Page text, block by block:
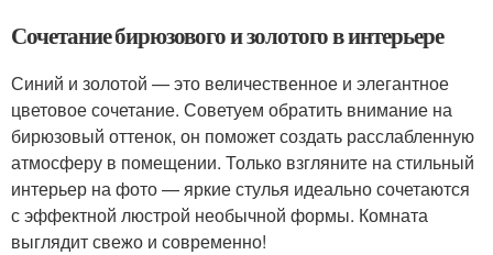
Сочетание бирюзового и золотого в интерьере
Синий и золотой — это величественное и элегантное
цветовое сочетание. Советуем обратить внимание на
бирюзовый оттенок, он поможет создать расслабленную
атмосферу в помещении. Только взгляните на стильный
интерьер на фото — яркие стулья идеально сочетаются
с эффектной люстрой необычной формы. Комната
выглядит свежо и современно!